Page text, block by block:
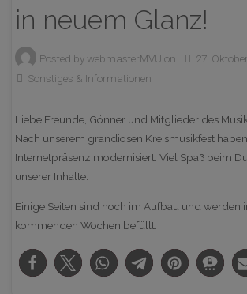
in neuem Glanz!
Posted by webmasterMVU on
27.
Sonstiges & Informationen
Liebe Freunde, Gönner und Mitglieder des
Nach unserem grandiosen Kreismusikfest
Internetpräsenz modernisiert. Viel Spaß beim
unserer Inhalte.
Einige Seiten sind noch im Aufbau und werden
kommenden Wochen befüllt.